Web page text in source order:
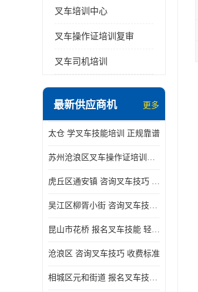
叉车培训中心
叉车操作证培训复审
叉车司机培训
最新供应商机 更多
太仓 学叉车技能培训 正规靠谱
苏州沧浪区叉车操作证培训已更新科目
虎丘区通安镇 咨询叉车技巧 新政策已公布
吴江区柳胥小街 咨询叉车技巧 附近那家正规
昆山市花桥 报名叉车技能 轻松试学无压力
沧浪区 咨询叉车技巧 收费标准
相城区元和街道 报名叉车技能 没有学历怎么办